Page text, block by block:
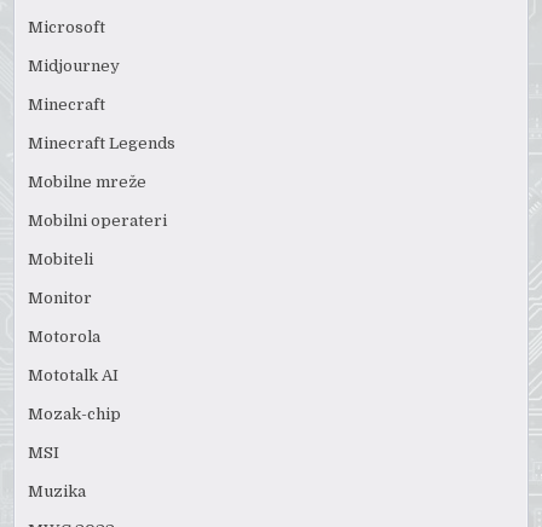
Microsoft
Midjourney
Minecraft
Minecraft Legends
Mobilne mreže
Mobilni operateri
Mobiteli
Monitor
Motorola
Mototalk AI
Mozak-chip
MSI
Muzika